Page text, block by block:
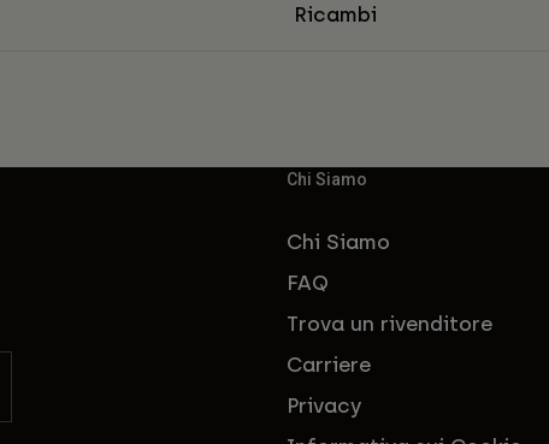
Ricambi
Chi Siamo
Chi Siamo
FAQ
Trova un rivenditore
Carriere
Privacy